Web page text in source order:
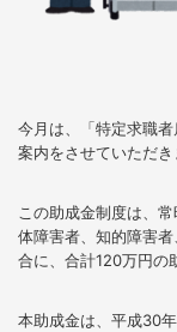
今月は、「特定求職
案内をさせていただき
この助成金制度は、
体障害者、知的障害
合に、合計120万円の
本助成金は、平成30